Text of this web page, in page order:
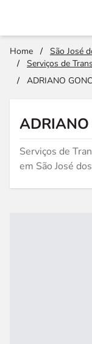
Home /
São José
/
Serviços de
/
ADRIANO
ADRIANO
Serviços de
em São José